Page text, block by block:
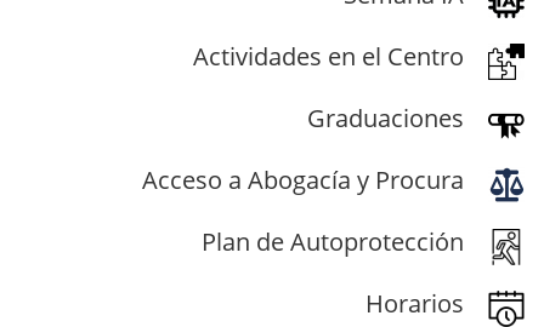
Actividades en el Centro
Graduaciones
Acceso a Abogacía y Procura
Plan de Autoprotección
Horarios